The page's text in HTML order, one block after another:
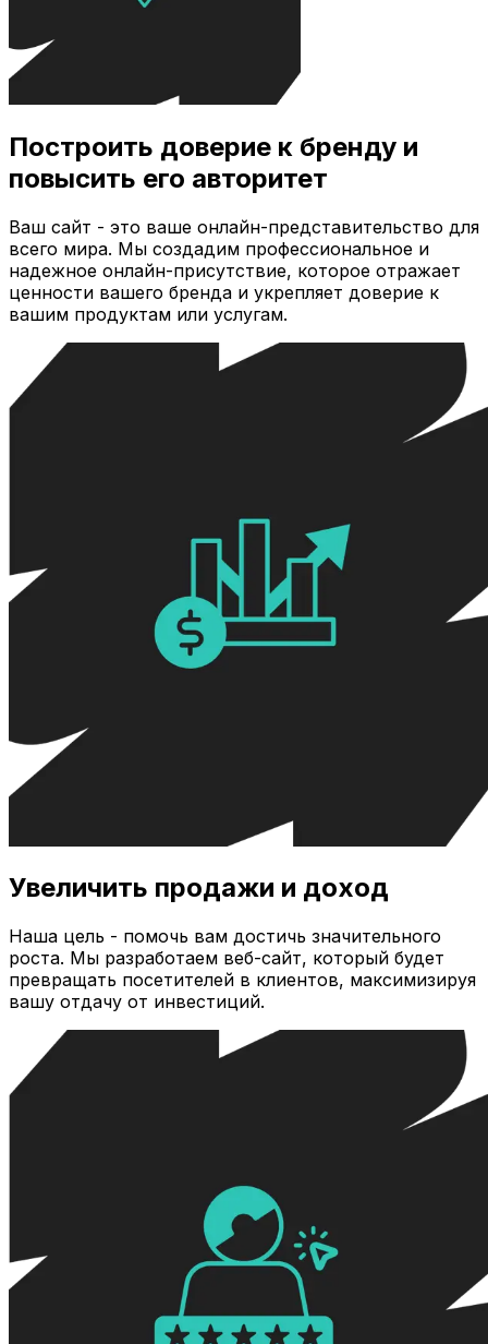
Построить доверие к бренду и
повысить его авторитет
Ваш сайт - это ваше онлайн-представительство для
всего мира. Мы создадим профессиональное и
надежное онлайн-присутствие, которое отражает
ценности вашего бренда и укрепляет доверие к
вашим продуктам или услугам.
Увеличить продажи и доход
Наша цель - помочь вам достичь значительного
роста. Мы разработаем веб-сайт, который будет
превращать посетителей в клиентов, максимизируя
вашу отдачу от инвестиций.